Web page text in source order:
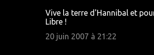
Vive la terre d'Hannibal et
Libre !
20 juin 2007 à 21:22